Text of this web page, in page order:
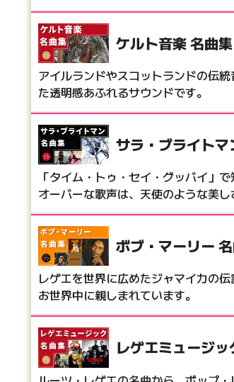
ケルト音楽 名曲集
アイルランドやスコットランドの伝
た透明感あふれるサウンドです。
サラ・ブライトマ
「タイム・トゥ・セイ・グッバイ」
オーバーな歌声は、天使のような美し
ボブ・マーリー
レゲエを世界に広めたジャマイカの
お世界中に親しまれています。
レゲエミュージ